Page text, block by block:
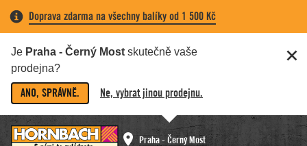
Doprava zdarma na všechny balíky od 1 500 Kč
Je Praha - Černý Most skutečně vaše
prodejna?
ANO, SPRÁVNĚ. Ne, vybrat jinou prodejnu.
Praha - Černý Most